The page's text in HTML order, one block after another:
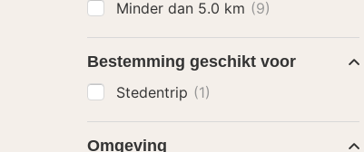
Minder dan 5.0 km (9)
Bestemming geschikt voor
Stedentrip (1)
Omgeving